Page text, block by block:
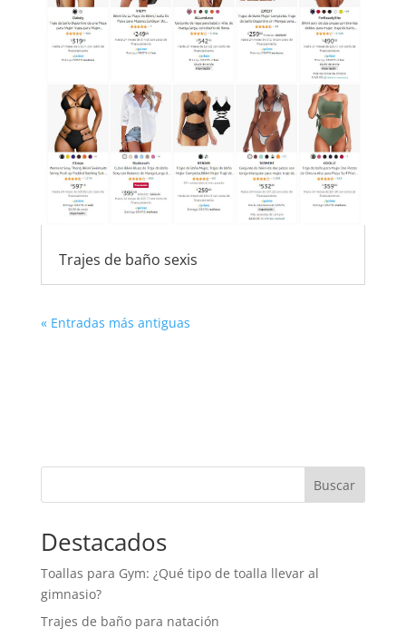
Trajes de baño sexis
« Entradas más antiguas
Buscar
Destacados
Toallas para Gym: ¿Qué tipo de toalla llevar al
gimnasio?
Trajes de baño para natación